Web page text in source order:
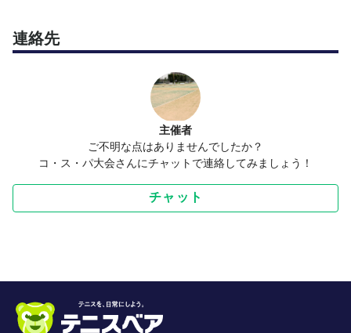
コ・ス・パ 光明池テニスガーデン
TEL:0725ー50-5266
連絡先
主催者
ご不明な点はありませんでしたか？
コ・ス・パ大会さんにチャットで連絡してみましょう！
チャット